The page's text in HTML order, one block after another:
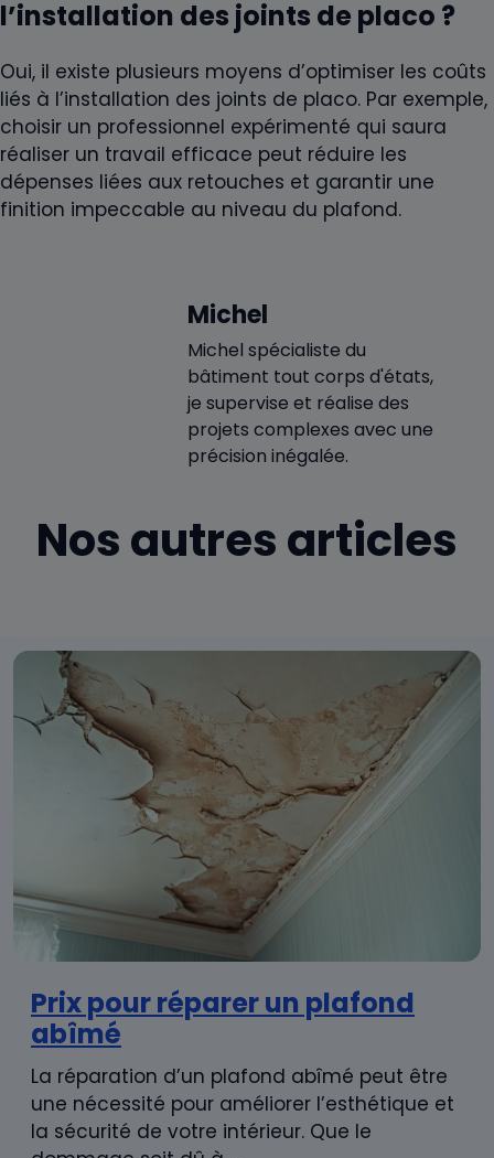
l’installation des joints de placo ?
Oui, il existe plusieurs moyens d’optimiser les coûts
liés à l’installation des joints de placo. Par exemple,
choisir un professionnel expérimenté qui saura
réaliser un travail efficace peut réduire les
dépenses liées aux retouches et garantir une
finition impeccable au niveau du plafond.
Michel
Michel spécialiste du
bâtiment tout corps d'états,
je supervise et réalise des
projets complexes avec une
précision inégalée.
Nos autres articles
Prix pour réparer un plafond
abîmé
La réparation d’un plafond abîmé peut être
une nécessité pour améliorer l’esthétique et
la sécurité de votre intérieur. Que le